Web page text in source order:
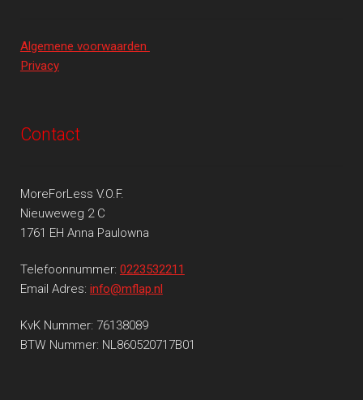
Algemene voorwaarden
Privacy
Contact
MoreForLess V.O.F.
Nieuweweg 2 C
1761 EH Anna Paulowna
Telefoonnummer: 0223532211
Email Adres: info@mflap.nl
KvK Nummer: 76138089
BTW Nummer: NL860520717B01